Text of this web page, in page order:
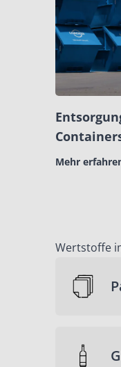
Mehr
Wertstoffe